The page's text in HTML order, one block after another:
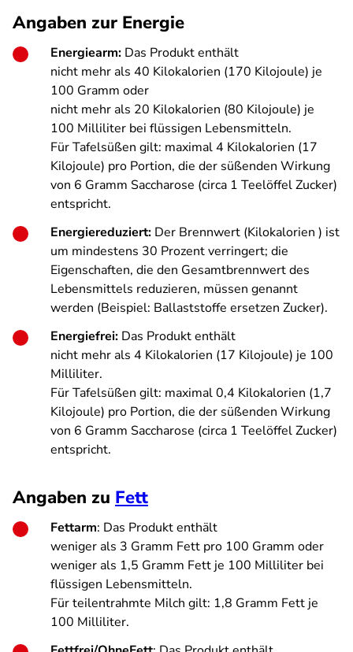
Angaben zur Energie
Energiearm: Das Produkt enthält
nicht mehr als 40 Kilokalorien (170 Kilojoule) je
100 Gramm oder
nicht mehr als 20 Kilokalorien (80 Kilojoule) je
100 Milliliter bei flüssigen Lebensmitteln.
Für Tafelsüßen gilt: maximal 4 Kilokalorien (17
Kilojoule) pro Portion, die der süßenden Wirkung
von 6 Gramm Saccharose (circa 1 Teelöffel Zucker)
entspricht.
Energiereduziert: Der Brennwert (Kilokalorien ) ist
um mindestens 30 Prozent verringert; die
Eigenschaften, die den Gesamtbrennwert des
Lebensmittels reduzieren, müssen genannt
werden (Beispiel: Ballaststoffe ersetzen Zucker).
Energiefrei: Das Produkt enthält
nicht mehr als 4 Kilokalorien (17 Kilojoule) je 100
Milliliter.
Für Tafelsüßen gilt: maximal 0,4 Kilokalorien (1,7
Kilojoule) pro Portion, die der süßenden Wirkung
von 6 Gramm Saccharose (circa 1 Teelöffel Zucker)
entspricht.
Angaben zu Fett
Fettarm: Das Produkt enthält
weniger als 3 Gramm Fett pro 100 Gramm oder
weniger als 1,5 Gramm Fett je 100 Milliliter bei
flüssigen Lebensmitteln.
Für teilentrahmte Milch gilt: 1,8 Gramm Fett je
100 Milliliter.